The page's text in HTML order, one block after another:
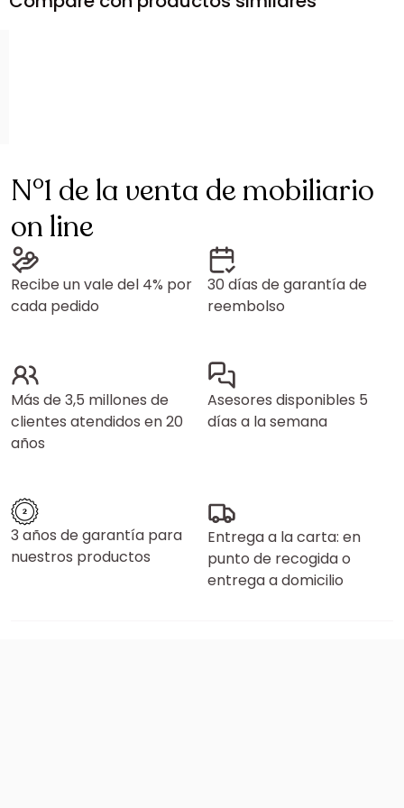
N°1 de la venta de mobiliario
on line
Recibe un vale del 4% por
cada pedido
30 días de garantía de
reembolso
Más de 3,5 millones de
clientes atendidos en 20
años
Asesores disponibles 5
días a la semana
3 años de garantía para
nuestros productos
Entrega a la carta: en
punto de recogida o
entrega a domicilio